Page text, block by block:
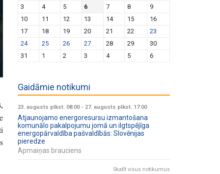
3
4 5 6 7 8
9
10
11 12 13 14 15
16
17
18 19 20 21 22
23
24
25 26 27 28 29
30
31
1 2 3 4 5 6
Gaidāmie notikumi
23. augusts plkst. 08:00- 27. augusts plkst. 17:00
Atjaunojamo energoresursu izmantošana
komunālo pakalpojumu jomā un ilgtspējīga
energopārvaldība pašvaldībās: Slovēnijas
pieredze
Apmaiņas brauciens
Skatīt visus notikumus